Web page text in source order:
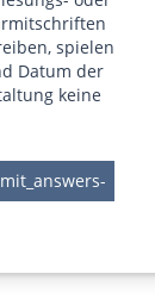
spielen
Datum der
keine